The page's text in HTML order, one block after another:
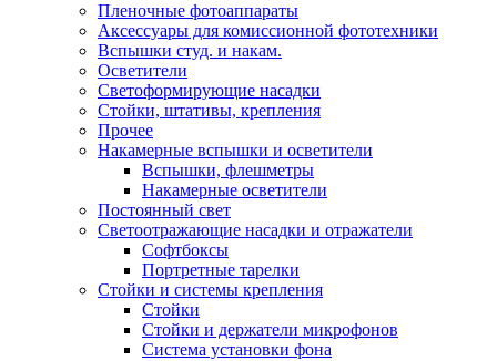
Пленочные фотоаппараты
Аксессуары для комиссионной фототехники
Вспышки студ. и накам.
Осветители
Светоформирующие насадки
Стойки, штативы, крепления
Прочее
Накамерные вспышки и осветители
Вспышки, флешметры
Накамерные осветители
Постоянный свет
Светоотражающие насадки и отражатели
Софтбоксы
Портретные тарелки
Стойки и системы крепления
Стойки
Стойки и держатели микрофонов
Система установки фона